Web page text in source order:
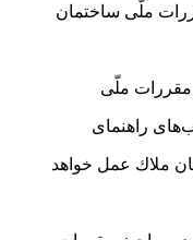
ملّی ساختمان
مقررات ملّی
راهنمای
ملاك عمل خواهد